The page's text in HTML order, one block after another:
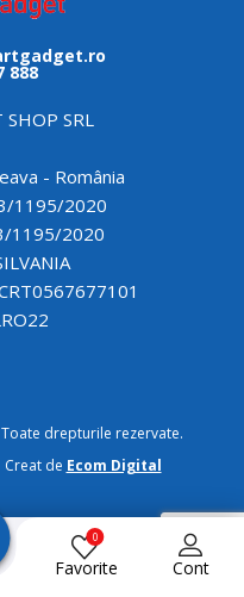
Cont
Favorite
0
888
SHOP SRL
- România
1195/2020
1195/2020
drepturile rezervate.
Creat de Ecom Digital